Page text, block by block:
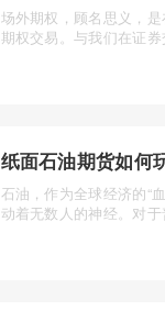
场外期权，顾名思义，
期权交易。与我们在证
石油，作为全球经济的“
动着无数人的神经。对